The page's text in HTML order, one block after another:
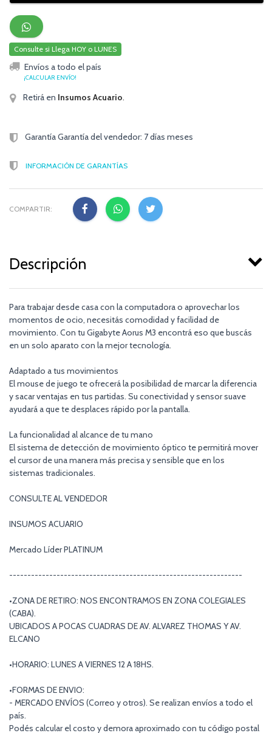
Consulte si Llega HOY o LUNES
Envíos a todo el país
¡CALCULAR ENVÍO!
Retirá en Insumos Acuario.
Garantía Garantía del vendedor: 7 días meses
INFORMACIÓN DE GARANTÍAS
COMPARTIR:
Descripción
Para trabajar desde casa con la computadora o aprovechar los
momentos de ocio, necesitás comodidad y facilidad de
movimiento. Con tu Gigabyte Aorus M3 encontrá eso que buscás
en un solo aparato con la mejor tecnología.
Adaptado a tus movimientos
El mouse de juego te ofrecerá la posibilidad de marcar la diferencia
y sacar ventajas en tus partidas. Su conectividad y sensor suave
ayudará a que te desplaces rápido por la pantalla.
La funcionalidad al alcance de tu mano
El sistema de detección de movimiento óptico te permitirá mover
el cursor de una manera más precisa y sensible que en los
sistemas tradicionales.
CONSULTE AL VENDEDOR
INSUMOS ACUARIO
Mercado Líder PLATINUM
----------------------------------------------------------------
•ZONA DE RETIRO: NOS ENCONTRAMOS EN ZONA COLEGIALES
(CABA).
UBICADOS A POCAS CUADRAS DE AV. ALVAREZ THOMAS Y AV.
ELCANO
•HORARIO: LUNES A VIERNES 12 A 18HS.
•FORMAS DE ENVIO:
- MERCADO ENVÍOS (Correo y otros). Se realizan envíos a todo el
país.
Podés calcular el costo y demora aproximado con tu código postal